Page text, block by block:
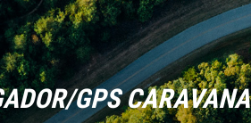
GPS CARAVANA